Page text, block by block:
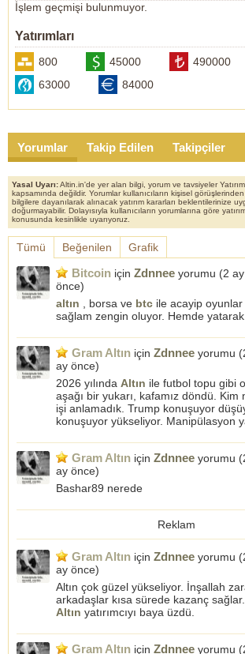
İşlem geçmişi bulunmuyor.
Yatırımları
800 45000
490000
63000
84000
Yorumlar Takip Edilen Takipçiler
Yasal Uyarı:Altin.in'de yer alan bilgi, yorum ve tavsiyeler Yatırım
kapsamında değildir. Yorumlar kullanıcıların kişisel
bilgilere dayanılarak alınacak yatırım kararları beklentilerinize
doğurmayabilir. Dolayısıyla kullanıcıların yorumlarına göre
konusunda kesinlikle uyarıyoruz.
Tümü Beğenilen Grafik
Bitcoin için Zdnnee yorumu (2 ay
önce)
altın , borsa ve btc ile acayip
sağlam zengin oluyor. Hemde yatarak.
Gram Altın için Zdnnee yorumu (
ay önce)
2026 yılında Altın ile futbol topu gibi
aşağı bir yukarı, kafamız döndü. Kim
işi anlamadık. Trump konuşuyor
konuşuyor yükseliyor. Manipülasyon
Gram Altın için Zdnnee yorumu (
ay önce)
Bashar89 nerede
Reklam
Gram Altın için Zdnnee yorumu (
ay önce)
Altın çok güzel yükseliyor. İnşallah
arkadaşlar kısa sürede kazanç
Altın yatırımcıyı baya üzdü.
Gram Altın için Zdnnee yorumu (